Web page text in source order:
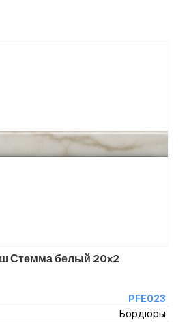
Стемма белый 20x2
PFE023
Бордюры